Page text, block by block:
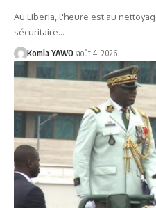
Au Liberia, l'heure est au
sécuritaire…
Komla YAWO août 4, 2026